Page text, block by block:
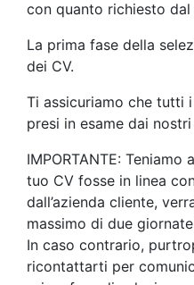
con quanto richiesto dal
La prima fase della
dei CV.
Ti assicuriamo che tutti
presi in esame dai
IMPORTANTE:
tuo CV fosse in linea
dall’azienda cliente,
massimo di due
In caso contrario,
ricontattarti per